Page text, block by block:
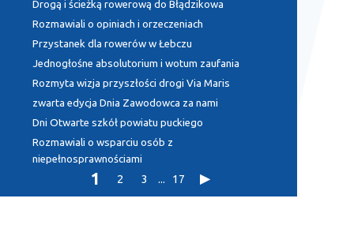
Drogą i ścieżką rowerową do Błądzikowa
Rozmawiali o opiniach i orzeczeniach
Przystanek dla rowerów w Łebczu
Jednogłośne absolutorium i wotum zaufania
Rozmyta wizja przyszłości drogi Via Maris
zwarta edycja Dnia Zawodowca za nami
Dni Otwarte szkół powiatu puckiego
Rozmawiali o wsparciu osób z
niepełnosprawnościami
1 2 3 ... 17